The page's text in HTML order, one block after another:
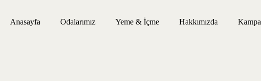
Anasayfa Odalarımız Yeme & İçme Hakkımızda